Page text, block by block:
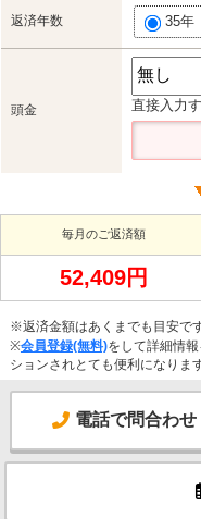
返済年数 35年
頭金 直接入力
毎月のご返済額
52,409円
※返済金額はあくまでも目安です
※会員登録(無料)をして詳細情
ションされとても便利になります
電話で問合わせ